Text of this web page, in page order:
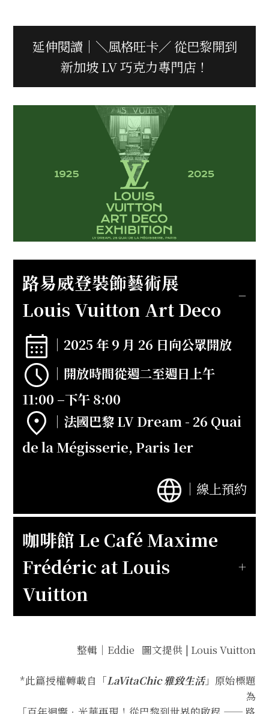
延伸閱讀｜＼風格旺卡／ 從巴黎開到
新加坡 LV 巧克力專門店！
路易威登裝飾藝術展
Louis Vuitton Art Deco
｜ 2025 年 9 月 26 日向公眾開放
｜ 開放時間從週二至週日上午
11:00 –下午 8:00
｜ 法國巴黎 LV Dream - 26 Quai
de la Mégisserie, Paris 1er
｜ 線上預約
咖啡館 Le Café Maxime
Frédéric at Louis
Vuitton
整輯｜Eddie 圖文提供 | Louis Vuitton
*此篇授權轉載自「LaVitaChic 雅致生活」原始標題
為